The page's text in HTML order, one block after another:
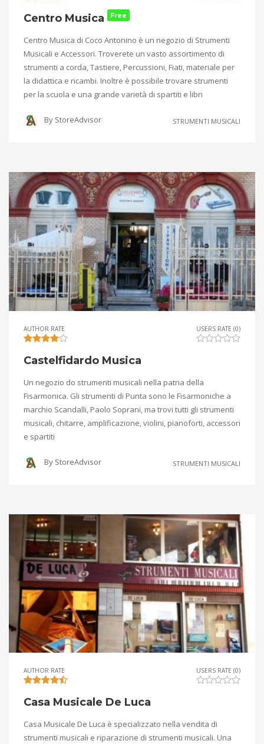
Centro Musica Free
Centro Musica di Coco Antonino è un negozio di Strumenti
Musicali e Accessori. Troverete un vasto assortimento di
strumenti a corda, Tastiere, Percussioni, Fiati, materiale per
la didattica e ricambi. Inoltre è possibile trovare strumenti
per la scuola e una grande varietà di spartiti e libri
By StoreAdvisor STRUMENTI MUSICALI
AUTHOR RATE USERS RATE (0)
Castelfidardo Musica
Un negozio do strumenti musicali nella patria della
Fisarmonica. Gli strumenti di Punta sono le Fisarmoniche a
marchio Scandalli, Paolo Soprani, ma trovi tutti gli strumenti
musicali, chitarre, amplificazione, violini, pianoforti, accessori
e spartiti
By StoreAdvisor STRUMENTI MUSICALI
AUTHOR RATE USERS RATE (0)
Casa Musicale De Luca
Casa Musicale De Luca è specializzato nella vendita di
strumenti musicali e riparazione di strumenti musicali. Una